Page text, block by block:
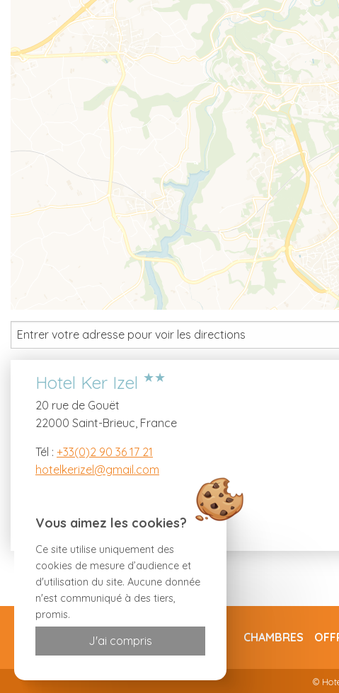
Hotel Ker Izel ★★
20 rue de Gouët
22000 Saint-Brieuc, France
Tél : +33(0)2 90 36 17 21
hotelkerizel@gmail.com
Longitude : -2.76326
CHAMBRES
©
Vous aimez les cookies?
Ce site utilise uniquement des
cookies de mesure d’audience et
d'utilisation du site. Aucune donnée
n'est communiqué à des tiers,
promis.
J'ai compris